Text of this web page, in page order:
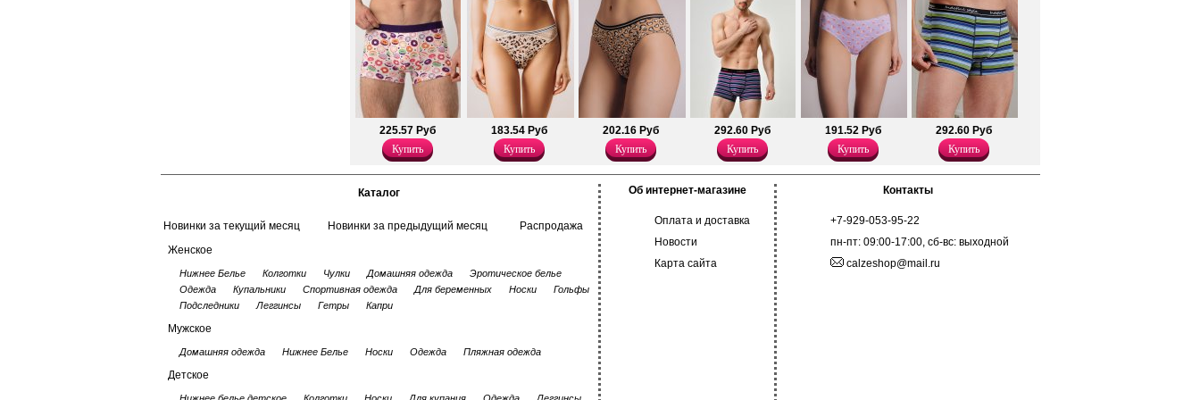
Хлопок 95%
Эластан 5%
225.57 Руб
Купить
183.54 Руб
Купить
202.16 Руб
Купить
292.60 Руб
Купить
191.52 Руб
Купить
292.60 Руб
Купить
Каталог
Новинки за текущий месяц Новинки за предыдущий месяц
Распродажа
Женское
Нижнее Белье Колготки Чулки Домашняя одежда
Эротическое белье
Одежда
Купальники Спортивная одежда Для беременных Носки
Гольфы
Подследники
Леггинсы Гетры Капри
Мужское
Домашняя одежда Нижнее Белье Носки Одежда Пляжная одежда
Детское
Об интернет-магазине
Оплата и доставка
Новости
Карта сайта
Контакты
+7-929-053-95-22
пн-пт: 09:00-17:00, сб-вс: выходной
calzeshop@mail.ru